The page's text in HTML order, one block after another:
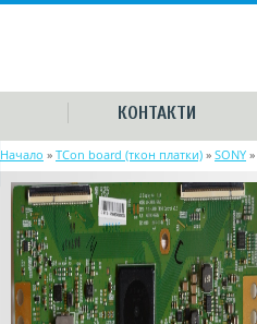
КОНТАКТИ
Начало » TCon board (ткон платки) » SONY »